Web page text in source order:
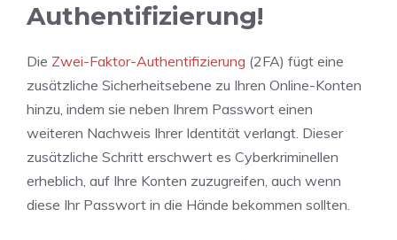
Authentifizierung!
Die Zwei-Faktor-Authentifizierung (2FA) fügt eine
zusätzliche Sicherheitsebene zu Ihren Online-Konten
hinzu, indem sie neben Ihrem Passwort einen
weiteren Nachweis Ihrer Identität verlangt. Dieser
zusätzliche Schritt erschwert es Cyberkriminellen
erheblich, auf Ihre Konten zuzugreifen, auch wenn
diese Ihr Passwort in die Hände bekommen sollten.